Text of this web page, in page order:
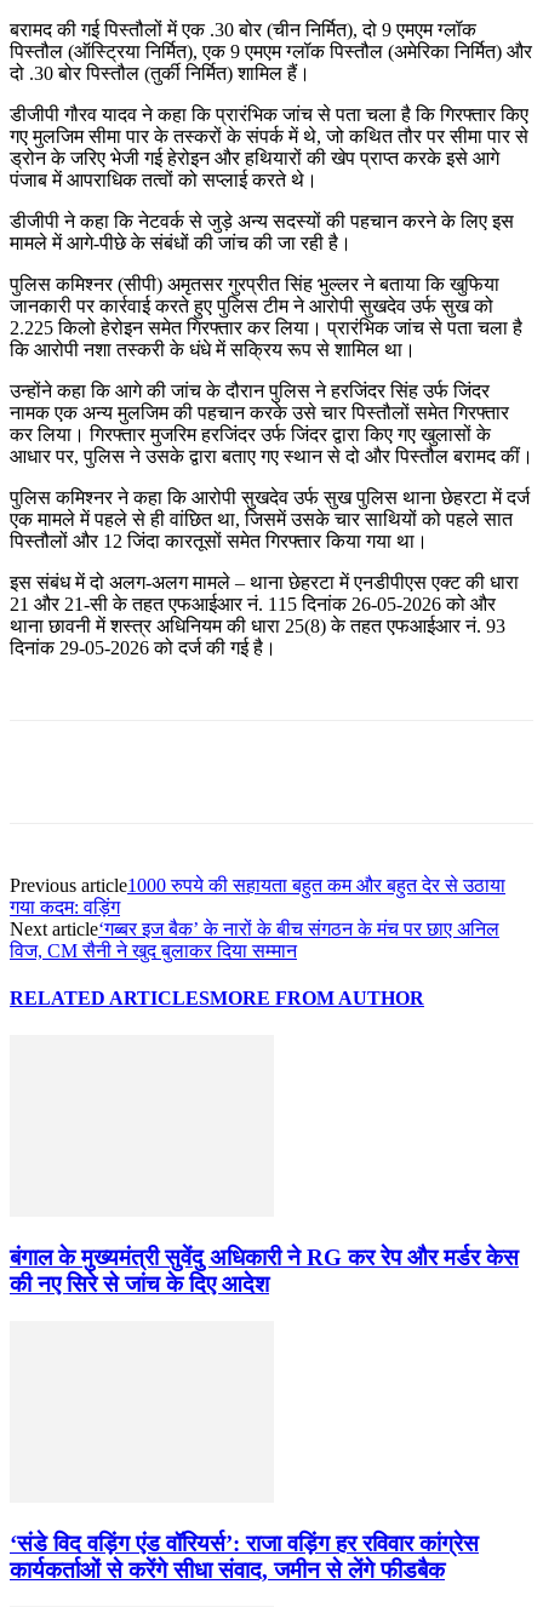
बरामद की गई पिस्तौलों में एक .30 बोर (चीन निर्मित), दो 9 एमएम ग्लॉक
पिस्तौल (ऑस्ट्रिया निर्मित), एक 9 एमएम ग्लॉक पिस्तौल (अमेरिका निर्मित) और
दो .30 बोर पिस्तौल (तुर्की निर्मित) शामिल हैं।
डीजीपी गौरव यादव ने कहा कि प्रारंभिक जांच से पता चला है कि गिरफ्तार किए
गए मुलजिम सीमा पार के तस्करों के संपर्क में थे, जो कथित तौर पर सीमा पार से
ड्रोन के जरिए भेजी गई हेरोइन और हथियारों की खेप प्राप्त करके इसे आगे
पंजाब में आपराधिक तत्वों को सप्लाई करते थे।
डीजीपी ने कहा कि नेटवर्क से जुड़े अन्य सदस्यों की पहचान करने के लिए इस
मामले में आगे-पीछे के संबंधों की जांच की जा रही है।
पुलिस कमिश्नर (सीपी) अमृतसर गुरप्रीत सिंह भुल्लर ने बताया कि खुफिया
जानकारी पर कार्रवाई करते हुए पुलिस टीम ने आरोपी सुखदेव उर्फ सुख को
2.225 किलो हेरोइन समेत गिरफ्तार कर लिया। प्रारंभिक जांच से पता चला है
कि आरोपी नशा तस्करी के धंधे में सक्रिय रूप से शामिल था।
उन्होंने कहा कि आगे की जांच के दौरान पुलिस ने हरजिंदर सिंह उर्फ जिंदर
नामक एक अन्य मुलजिम की पहचान करके उसे चार पिस्तौलों समेत गिरफ्तार
कर लिया। गिरफ्तार मुजरिम हरजिंदर उर्फ जिंदर द्वारा किए गए खुलासों के
आधार पर, पुलिस ने उसके द्वारा बताए गए स्थान से दो और पिस्तौल बरामद कीं।
पुलिस कमिश्नर ने कहा कि आरोपी सुखदेव उर्फ सुख पुलिस थाना छेहरटा में दर्ज
एक मामले में पहले से ही वांछित था, जिसमें उसके चार साथियों को पहले सात
पिस्तौलों और 12 जिंदा कारतूसों समेत गिरफ्तार किया गया था।
इस संबंध में दो अलग-अलग मामले – थाना छेहरटा में एनडीपीएस एक्ट की धारा
21 और 21-सी के तहत एफआईआर नं. 115 दिनांक 26-05-2026 को और
थाना छावनी में शस्त्र अधिनियम की धारा 25(8) के तहत एफआईआर नं. 93
दिनांक 29-05-2026 को दर्ज की गई है।
Previous article1000 रुपये की सहायता बहुत कम और बहुत देर से उठाया
गया कदम: वड़िंग
Next article‘गब्बर इज बैक’ के नारों के बीच संगठन के मंच पर छाए अनिल
विज, CM सैनी ने खुद बुलाकर दिया सम्मान
RELATED ARTICLESMORE FROM AUTHOR
बंगाल के मुख्यमंत्री सुवेंदु अधिकारी ने RG कर रेप और मर्डर केस
की नए सिरे से जांच के दिए आदेश
‘संडे विद वड़िंग एंड वॉरियर्स’: राजा वड़िंग हर रविवार कांग्रेस
कार्यकर्ताओं से करेंगे सीधा संवाद, जमीन से लेंगे फीडबैक